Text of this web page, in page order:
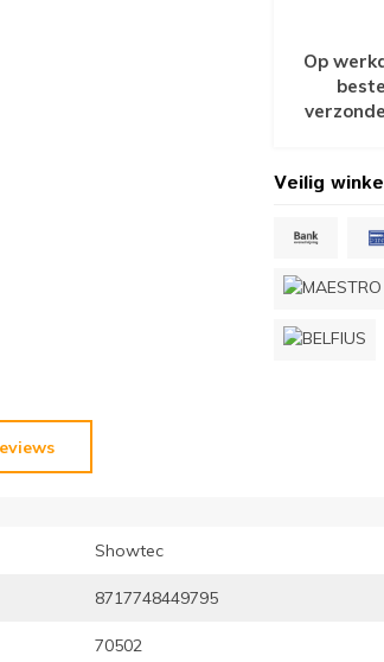
Op
Veilig
Showtec
8717748449795
70502